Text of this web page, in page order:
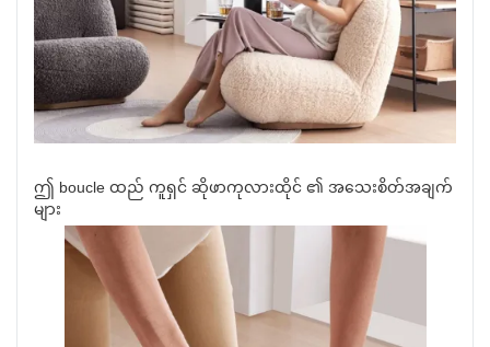
ဤ boucle ထည် ကူရှင် ဆိုဖာကုလားထိုင် ၏ အသေးစိတ်အချက်
များ